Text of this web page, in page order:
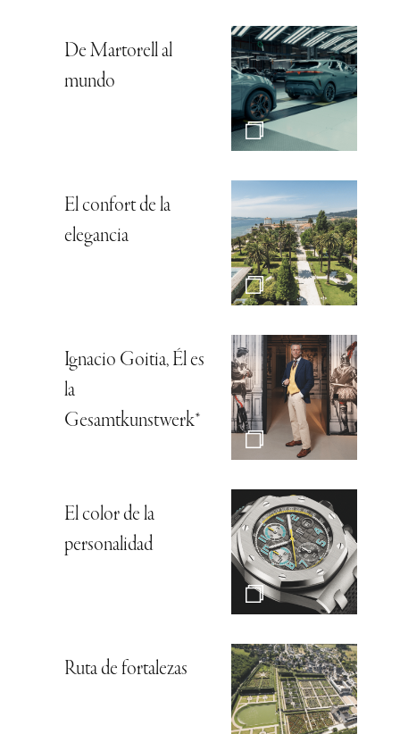
De Martorell al
mundo
El confort de la
elegancia
Ignacio Goitia, Él es
la
Gesamtkunstwerk*
El color de la
personalidad
Ruta de fortalezas